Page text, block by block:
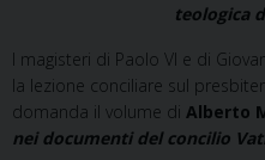
teologica
I magisteri di Paolo VI e di
la lezione conciliare sul
domanda il volume di Alberto
nei documenti del concilio